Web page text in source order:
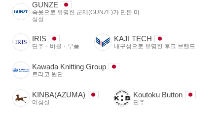
GUNZE
속옷으로 유명한 군제(GUNZE)가 만든 미
싱실
IRIS
단추・버클・부품
KAJI TECH
내구성으로 유명한 후크 브랜드
Kawada Knitting Group
트리코 원단
KINBA(AZUMA)
미싱실
Koutoku Button
단추